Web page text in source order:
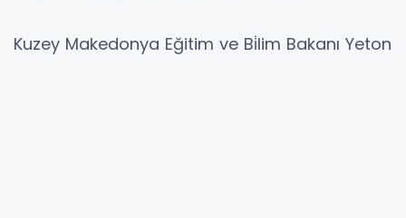
Kuzey Makedonya Eğitim ve Bi̇lim Bakanı Yeton